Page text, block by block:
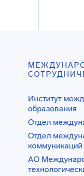
Институт
образования
Отдел
Отдел
коммуникаций
АО